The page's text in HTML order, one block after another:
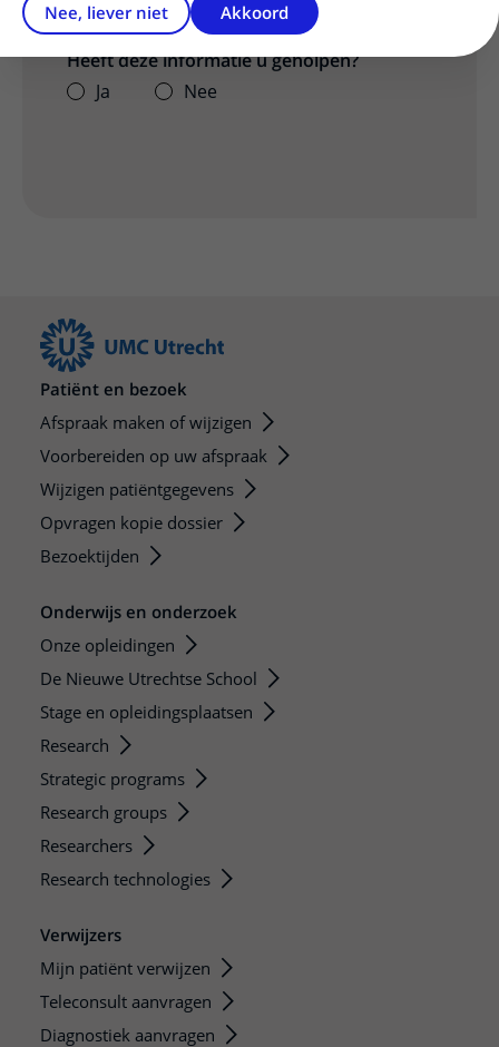
Heeft deze informatie u geholpen?
Ja
Nee
Patiënt en bezoek
Afspraak maken of wijzigen
Voorbereiden op uw afspraak
Wijzigen patiëntgegevens
Opvragen kopie dossier
Bezoektijden
Onderwijs en onderzoek
Onze opleidingen
De Nieuwe Utrechtse School
Stage en opleidingsplaatsen
Research
Strategic programs
Research groups
Researchers
Research technologies
Verwijzers
Mijn patiënt verwijzen
Teleconsult aanvragen
Diagnostiek aanvragen
Nee, liever niet Akkoord